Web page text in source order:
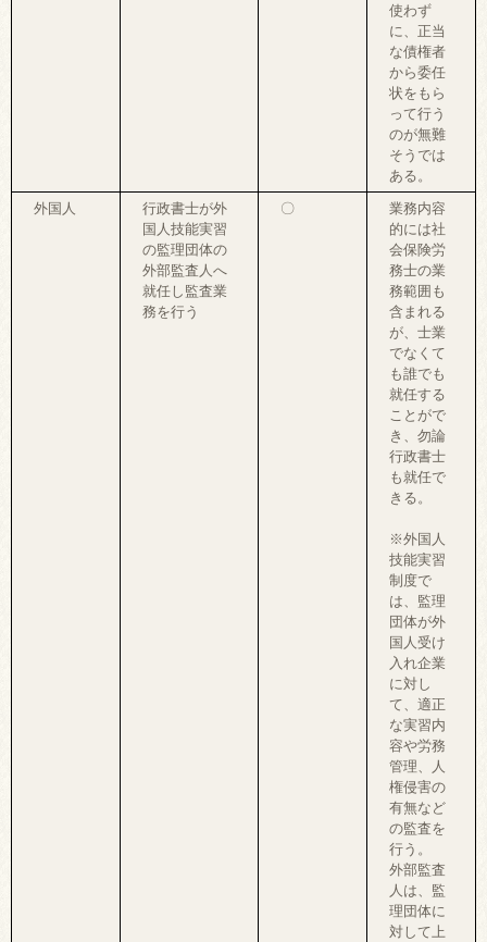
使わず
に、正当
な債権者
から委任
状をもら
って行う
のが無難
そうでは
ある。
外国人
行政書士が外
国人技能実習
の監理団体の
外部監査人へ
就任し監査業
務を行う
〇
業務内容
的には社
会保険労
務士の業
務範囲も
含まれる
が、士業
でなくて
も誰でも
就任する
ことがで
き、勿論
行政書士
も就任で
きる。
※外国人
技能実習
制度で
は、監理
団体が外
国人受け
入れ企業
に対し
て、適正
な実習内
容や労務
管理、人
権侵害の
有無など
の監査を
行う。
外部監査
人は、監
理団体に
対して上